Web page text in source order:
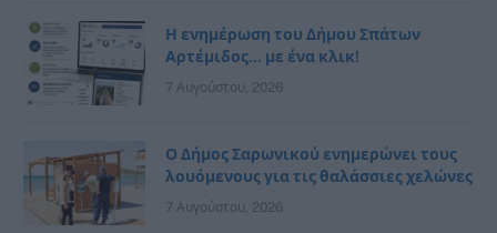
Η ενημέρωση του Δήμου Σπάτων
Αρτέμιδος… με ένα κλικ!
7 Αυγούστου, 2026
Ο Δήμος Σαρωνικού ενημερώνει τους
λουόμενους για τις θαλάσσιες χελώνες
7 Αυγούστου, 2026